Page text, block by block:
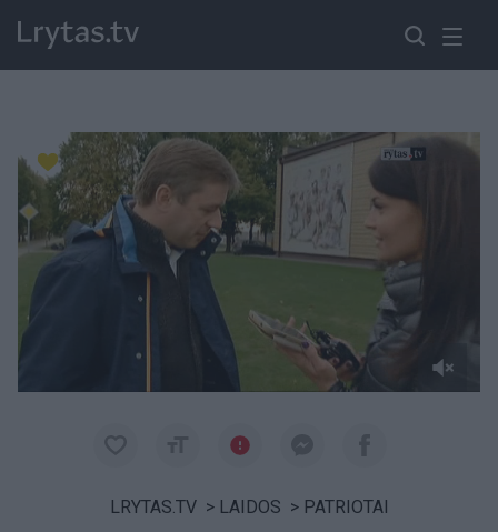
Paremkite Ukrainą
LRYTAS.TV > LAIDOS > PATRIOTAI